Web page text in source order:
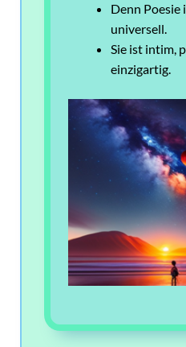
Denn Poesie
universell.
Sie ist intim,
einzigartig.